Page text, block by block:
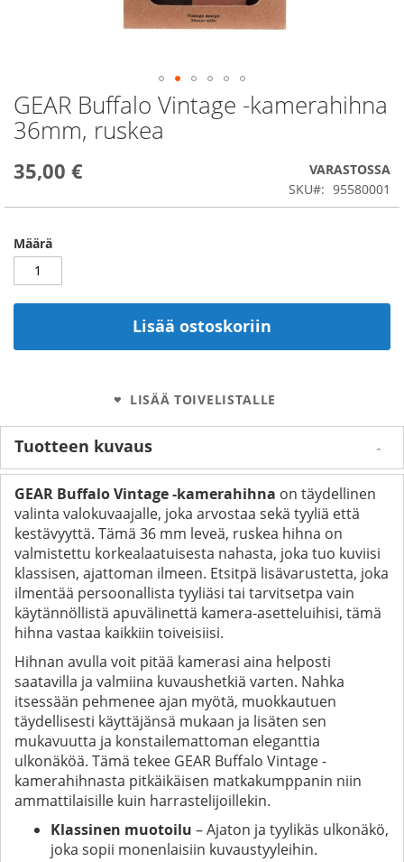
GEAR Buffalo Vintage -kamerahihna
36mm, ruskea
35,00 €
VARASTOSSA
SKU
95580001
Määrä
Lisää ostoskoriin
LISÄÄ TOIVELISTALLE
Skip
to
the
of
Tuotteen kuvaus
GEAR Buffalo Vintage -kamerahihna on täydellinen
valinta valokuvaajalle, joka arvostaa sekä tyyliä että
kestävyyttä. Tämä 36 mm leveä, ruskea hihna on
valmistettu korkealaatuisesta nahasta, joka tuo kuviisi
klassisen, ajattoman ilmeen. Etsitpä lisävarustetta, joka
ilmentää persoonallista tyyliäsi tai tarvitsetpa vain
käytännöllistä apuvälinettä kamera-asetteluihisi, tämä
hihna vastaa kaikkiin toiveisiisi.
Hihnan avulla voit pitää kamerasi aina helposti
saatavilla ja valmiina kuvaushetkiä varten. Nahka
itsessään pehmenee ajan myötä, muokkautuen
täydellisesti käyttäjänsä mukaan ja lisäten sen
mukavuutta ja konstailemattoman eleganttia
ulkonäköä. Tämä tekee GEAR Buffalo Vintage -
kamerahihnasta pitkäikäisen matkakumppanin niin
ammattilaisille kuin harrastelijoillekin.
Klassinen muotoilu – Ajaton ja tyylikäs ulkonäkö,
joka sopii monenlaisiin kuvaustyyleihin.